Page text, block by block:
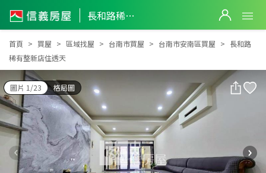
長和路稀有整新店住透天
長和路稀有整新店住透天
首頁 買屋 區域找屋 台南市買屋 台南市安南區買屋
長和路
稀有整新店住透天
圖片 1/23 格局圖